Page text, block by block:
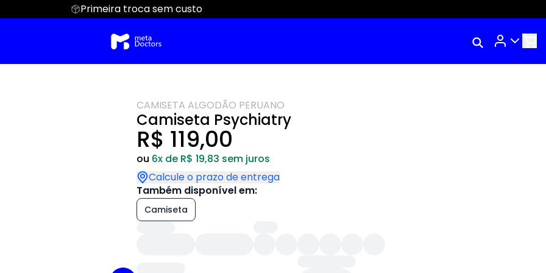
Primeira troca sem custo
Rastrear Meu
CAMISETA ALGODÃO PERUANO
Camiseta Psychiatry
R$ 119,00
ou 6x de R$ 19,83 sem juros
Calcule o prazo de entrega
Também disponível em:
Camiseta